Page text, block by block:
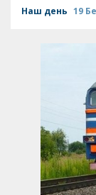
Наш день 19